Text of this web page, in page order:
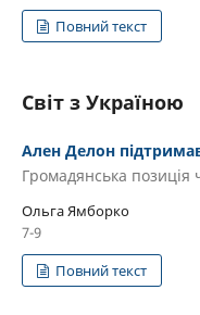
Повний текст
Світ з Україною
Ален Делон
Громадянська позиція
Ольга Ямборко
7-9
Повний текст